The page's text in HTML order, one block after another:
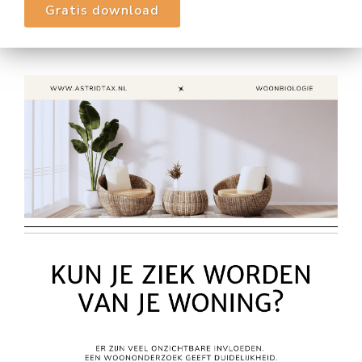
Gratis download